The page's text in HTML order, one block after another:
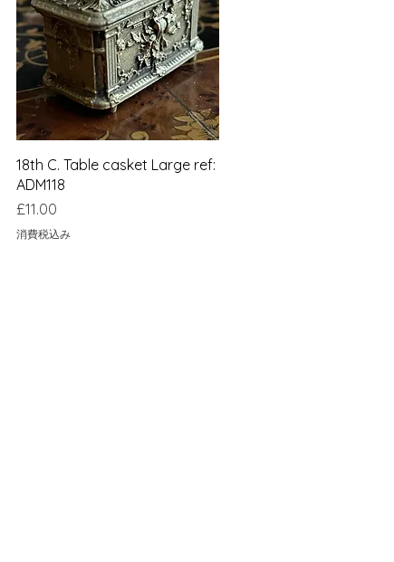
クイックビュー
18th C. Table casket Large ref:
ADM118
価格
£11.00
消費税込み